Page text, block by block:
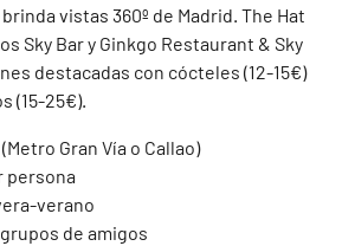
vistas 360º de Madrid. The Hat
Sky Bar y Ginkgo Restaurant & Sky
destacadas con cócteles (12-15€)
(15-25€).
Gran Vía o Callao)
persona
verano
de amigos